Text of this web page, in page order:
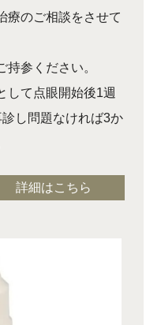
療のご相談をさせて
参ください。
して点眼開始後1週
し問題なければ3か
詳細はこちら